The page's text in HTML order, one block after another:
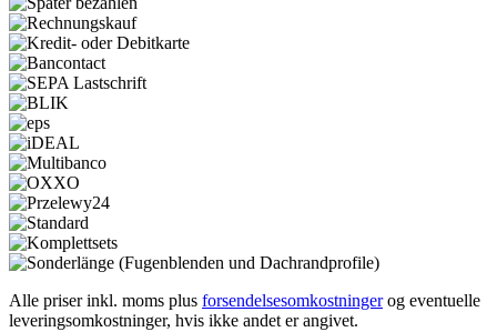
Alle priser inkl. moms plus forsendelsesomkostningerog eventuelle
leveringsomkostninger, hvis ikke andet er angivet.